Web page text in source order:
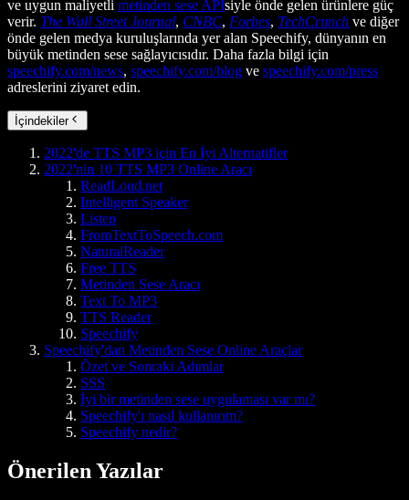
ve uygun maliyetli metinden sese APIsiyle önde gelen ürünlere güç
verir. The Wall Street Journal, CNBC, Forbes, TechCrunch ve diğer
önde gelen medya kuruluşlarında yer alan Speechify, dünyanın en
büyük metinden sese sağlayıcısıdır. Daha fazla bilgi için
speechify.com/news, speechify.com/blog ve speechify.com/press
adreslerini ziyaret edin.
İçindekiler
2022'de TTS MP3 için En İyi Alternatifler
2022'nin 10 TTS MP3 Online Aracı
ReadLoud.net
Intelligent Speaker
Listen
FromTextToSpeech.com
NaturalReader
Free TTS
Metinden Sese Aracı
Text To MP3
TTS Reader
Speechify
Speechify'dan Metinden Sese Online Araçlar
Özet ve Sonraki Adımlar
SSS
İyi bir metinden sese uygulaması var mı?
Speechify'ı nasıl kullanırım?
Speechify nedir?
Önerilen Yazılar